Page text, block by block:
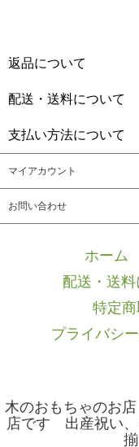
返品について
配送・送料について
支払い方法について
マイアカウント
お問い合わせ
ホーム
配送・送料
特定
プライバシ
木のおもちゃのお
店です 出産祝い、